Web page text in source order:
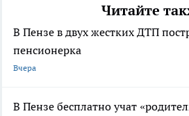
Читайте
В Пензе в двух жестких ДТП
пенсионерка
Вчера
В Пензе бесплатно учат